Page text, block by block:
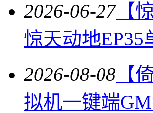
2026-06-27【
惊天动地EP35
2026-08-08 【
拟机一键端